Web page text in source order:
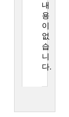
내
용
이
없
습
니
다.